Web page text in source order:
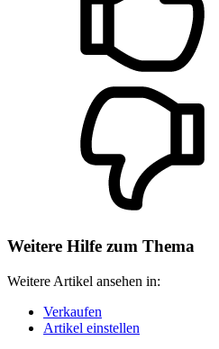
Weitere Hilfe zum Thema
Weitere Artikel ansehen in:
Verkaufen
Artikel einstellen